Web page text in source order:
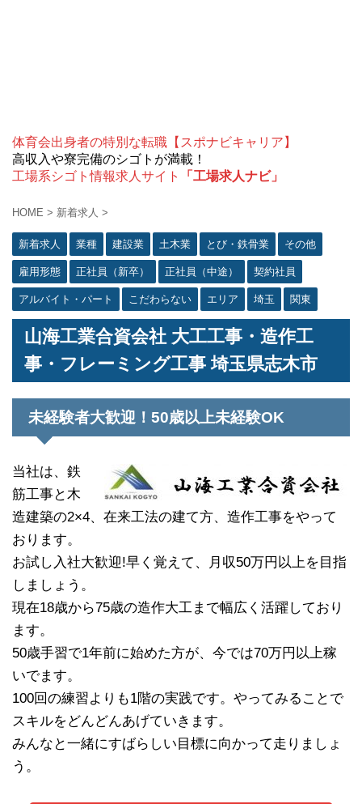
体育会出身者の特別な転職【スポナビキャリア】
高収入や寮完備のシゴトが満載！
工場系シゴト情報求人サイト
「工場求人ナビ」
HOME > 新着求人 >
新着求人 業種 建設業 土木業 とび・鉄骨業 その他
雇用形態 正社員（新卒） 正社員（中途） 契約社員
アルバイト・パート こだわらない エリア 埼玉 関東
山海工業合資会社 大工工事・造作工
事・フレーミング工事 埼玉県志木市
未経験者大歓迎！50歳以上未経験OK
当社は、鉄
筋工事と木
造建築の2×4、在来工法の建て方、造作工事をやって
おります。
お試し入社大歓迎!早く覚えて、月収50万円以上を目指
しましょう。
現在18歳から75歳の造作大工まで幅広く活躍しており
ます。
50歳手習で1年前に始めた方が、今では70万円以上稼
いでます。
100回の練習よりも1階の実践です。やってみることで
スキルをどんどんあげていきます。
みんなと一緒にすばらしい目標に向かって走りましょ
う。